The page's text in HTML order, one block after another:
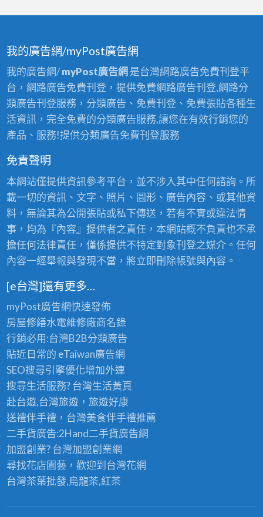
我的廣告網/myPost廣告網
我的廣告網/myPost廣告網 是台灣網路廣告免費刊登平
台，網路廣告免費刊登，提供免費網路廣告刊登,網路分
類廣告刊登服務，分類廣告、免費刊登、免費張貼各種生
活資訊，完全免費的分類廣告服務,讓您在有效行銷您的
產品、服務!提供分類廣告免費刊登服務
免責聲明
本網站僅提供資訊參考平台，並不涉入其中任何諮詢。所
載一切的資訊、文字、照片、圖形、廣告內容、或其他資
料，無論其為公開張貼或私下傳送，若有不實或違法情
事，均為『內容』提供者之責任，本網站概不負責也不承
擔任何法律責任，僅係提供不特定對象刊登之媒介。任何
內容一經舉報與發現不當，將立即刪除帳號與內容。
[e台灣]還有更多…
myPost廣告網快速發佈
房屋修繕水電維修廠商名錄
行銷必用:台灣B2B分類廣告
貼近日常的 eTaiwan廣告網
SEO搜尋引擎優化增加外連
搜尋生活服務? 台灣生活黃頁
赴台遊,台灣旅遊，旅遊好康
送禮伴手禮，台灣美食伴手禮推薦
二手貨廣告:2Hand二手貨廣告網
加盟創業? 台灣加盟創業網
尋找花店園藝，歡迎到 台灣花網
台灣茶葉批發,烏龍茶,紅茶